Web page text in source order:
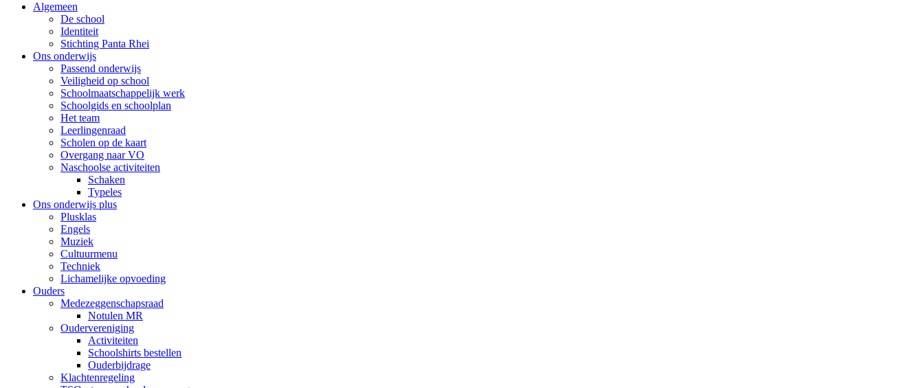
Algemeen
De school
Identiteit
Stichting Panta Rhei
Ons onderwijs
Passend onderwijs
Veiligheid op school
Schoolmaatschappelijk werk
Schoolgids en schoolplan
Het team
Leerlingenraad
Scholen op de kaart
Overgang naar VO
Naschoolse activiteiten
Schaken
Typeles
Ons onderwijs plus
Plusklas
Engels
Muziek
Cultuurmenu
Techniek
Lichamelijke opvoeding
Ouders
Medezeggenschapsraad
Notulen MR
Oudervereniging
Activiteiten
Schoolshirts bestellen
Ouderbijdrage
Klachtenregeling